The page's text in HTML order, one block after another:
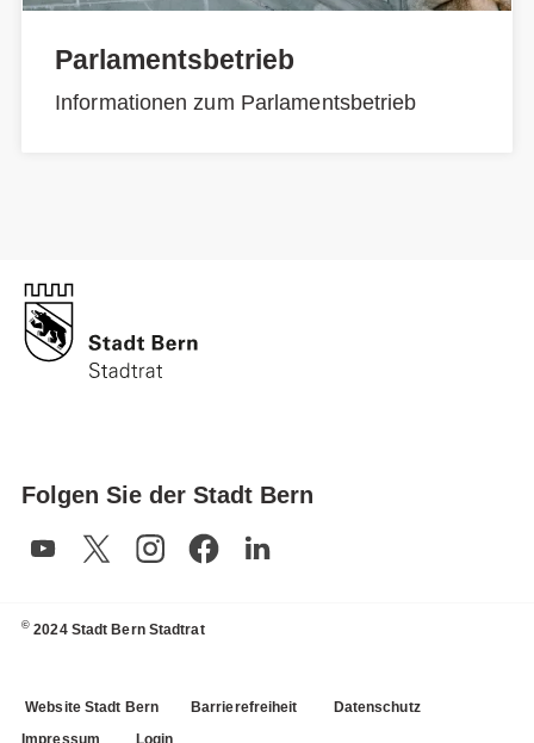
Parlamentsbetrieb
Informationen zum Parlamentsbetrieb
Folgen Sie der Stadt Bern
© 2024 Stadt Bern Stadtrat
Website Stadt Bern Barrierefreiheit
Datenschutz